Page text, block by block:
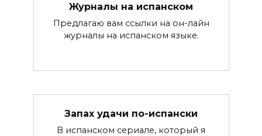
Журналы на испанском
Предлагаю вам ссылки на он-лайн
журналы на испанском языке.
Запах удачи по-испански
В испанском сериале, который я